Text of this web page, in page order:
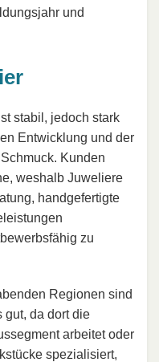
und
stabil, jedoch stark
Entwicklung und der
Kunden
weshalb Juweliere
handgefertigte
zu
Regionen sind
gut, da dort die
arbeitet oder
spezialisiert,